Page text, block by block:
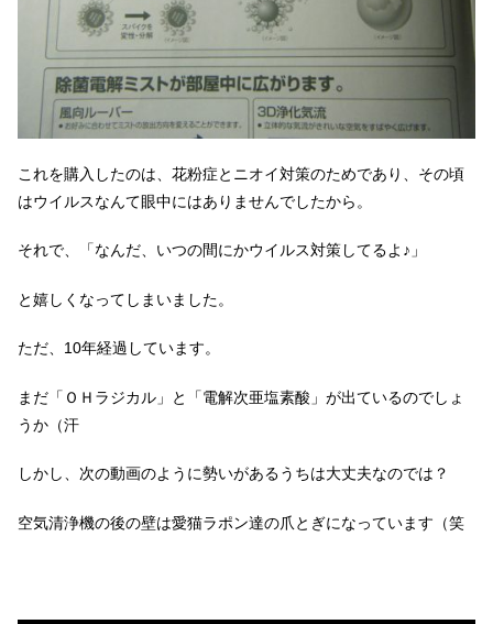
これを購入したのは、花粉症とニオイ対策のためであり、その頃
はウイルスなんて眼中にはありませんでしたから。
それで、「なんだ、いつの間にかウイルス対策してるよ♪」
と嬉しくなってしまいました。
ただ、10年経過しています。
まだ「ＯＨラジカル」と「電解次亜塩素酸」が出ているのでしょ
うか（汗
しかし、次の動画のように勢いがあるうちは大丈夫なのでは？
空気清浄機の後の壁は愛猫ラポン達の爪とぎになっています（笑